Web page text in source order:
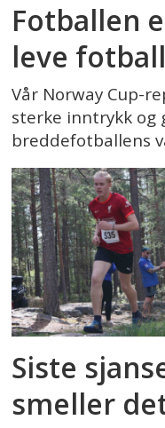
Fotballen
leve
Vår Norway Cup-
sterke inntrykk og
breddefotballens
Siste
smeller